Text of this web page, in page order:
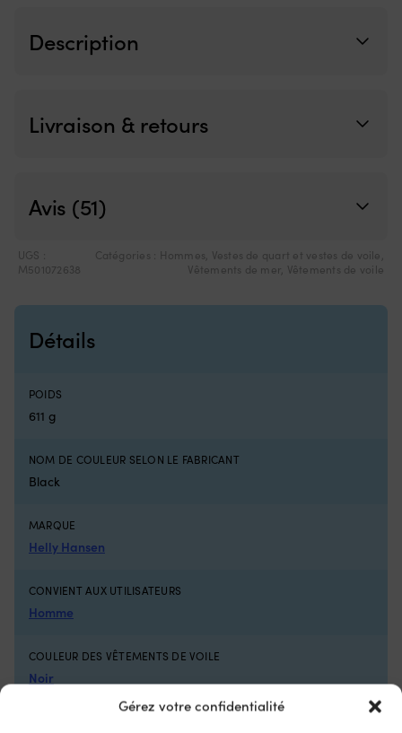
Gérez votre confidentialité
ainsi
pour
coupe-
Helly
Hansen
est
une
quart
pour
qui
une
protection
fiable
météo
change
mer.
Avec
Description
Livraison & retours
Avis (51)
UGS :
M501072638
Catégories : Hommes Vestes de quart et vestes de voile
Vêtements de mer Vêtements de voile
Détails
POIDS
611 g
NOM DE COULEUR SELON LE FABRICANT
Black
MARQUE
Helly Hansen
CONVIENT AUX UTILISATEURS
Homme
COULEUR DES VÊTEMENTS DE VOILE
Noir